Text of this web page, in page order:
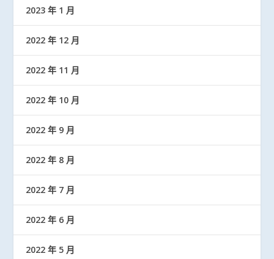
2023 年 1 月
2022 年 12 月
2022 年 11 月
2022 年 10 月
2022 年 9 月
2022 年 8 月
2022 年 7 月
2022 年 6 月
2022 年 5 月